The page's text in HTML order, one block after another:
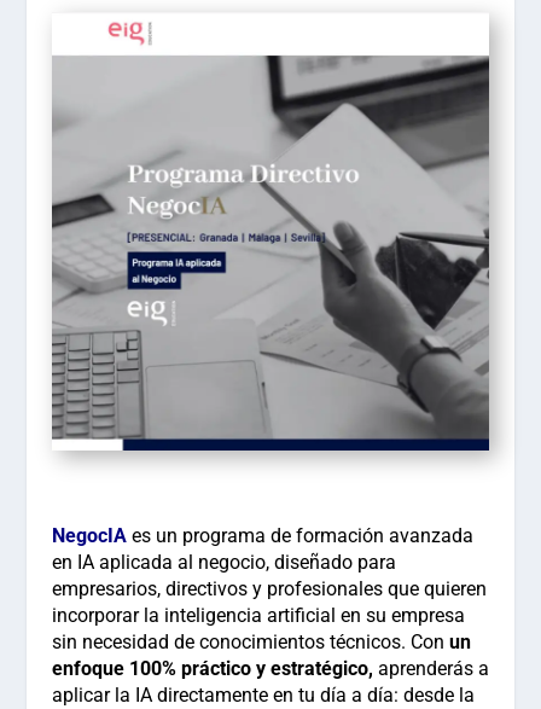
NegocIA es un programa de formación avanzada
en IA aplicada al negocio, diseñado para
empresarios, directivos y profesionales que quieren
incorporar la inteligencia artificial en su empresa
sin necesidad de conocimientos técnicos. Con un
enfoque 100% práctico y estratégico, aprenderás a
aplicar la IA directamente en tu día a día: desde la